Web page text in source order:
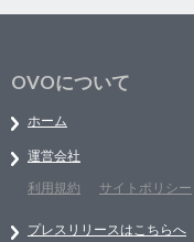
OVOについて
ホーム
運営会社
利用規約
サイトポリシー
プレスリリースはこちらへ